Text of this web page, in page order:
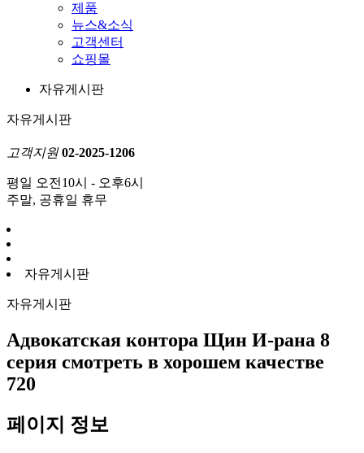
제품
뉴스&소식
고객센터
쇼핑몰
자유게시판
자유게시판
고객지원 02-2025-1206
평일 오전10시 - 오후6시
주말, 공휴일 휴무
자유게시판
자유게시판
Адвокатская контора Щин И-рана 8
серия смотреть в хорошем качестве
720
페이지 정보